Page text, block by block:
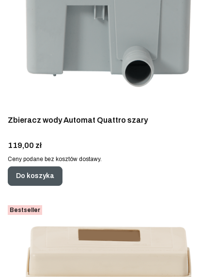
Zbieracz wody Automat Quattro szary
Cena
119,00 zł
Ceny podane bez kosztów dostawy.
Do koszyka
Bestseller